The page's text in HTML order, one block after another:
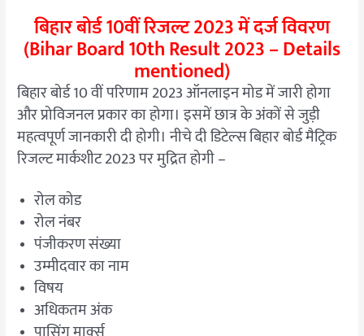
बिहार बोर्ड 10वीं रिजल्ट 2023 में दर्ज विवरण
(Bihar Board 10th Result 2023 – Details
mentioned)
बिहार बोर्ड 10 वीं परिणाम 2023 ऑनलाइन मोड में जारी होगा
और प्रोविजनल प्रकार का होगा। इसमें छात्र के अंकों से जुड़ी
महत्वपूर्ण जानकारी दी होगी। नीचे दी डिटेल्स बिहार बोर्ड मैट्रिक
रिजल्ट मार्कशीट 2023 पर मुद्रित होगी –
रोल कोड
रोल नंबर
पंजीकरण संख्या
उम्मीदवार का नाम
विषय
अधिकतम अंक